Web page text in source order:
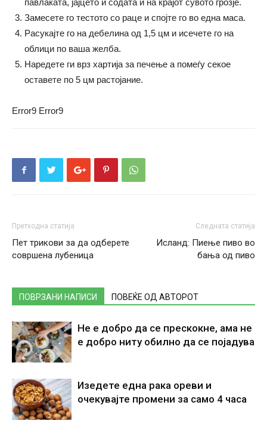
павлаката, јајцето и содата и на крајот сувото грозје.
Замесете го тестото со раце и спојте го во една маса.
Расукајте го на дебелина од 1,5 цм и исечете го на
облици по ваша желба.
Наредете ги врз хартија за печење а помеѓу секое
оставете по 5 цм растојание.
Error9 Error9
Претходна статија
Пет трикови за да одберете
совршена лубеница
Следната статија
Исланд: Пиење пиво во
бања од пиво
ПОВРЗАНИ НАПИСИ ПОВЕЌЕ ОД АВТОРОТ
Не е добро да се прескокне, ама не
е добро ниту обилно да се појадува
Изедете една рака ореви и
очекувајте промени за само 4 часа